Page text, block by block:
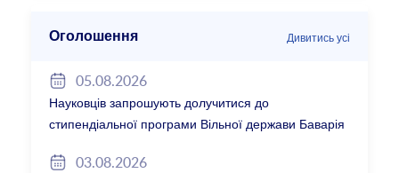
Оголошення Дивитись усі
05.08.2026
Науковців запрошують долучитися до
стипендіальної програми Вільної держави Баварія
03.08.2026